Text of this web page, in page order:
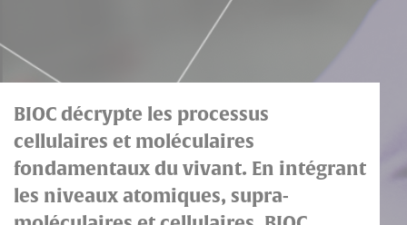
Polytechnique
de
Paris
BIOC décrypte les processus
cellulaires et moléculaires
fondamentaux du vivant. En intégrant
les niveaux atomiques, supra-